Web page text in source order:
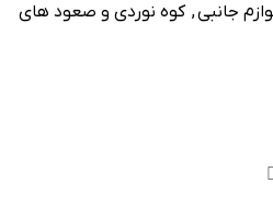
جانبی, کوه نوردی و صعود های